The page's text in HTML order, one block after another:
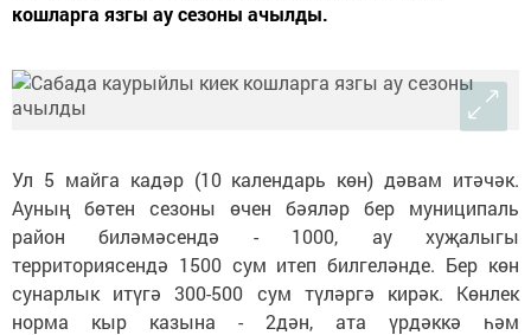
кошларга язгы ау сезоны ачылды.
Ул 5 майга кадәр (10 календарь көн) дәвам итәчәк.
Ауның бөтен сезоны өчен бәяләр бер муниципаль
район биләмәсендә - 1000, ау хуҗалыгы
территориясендә 1500 сум итеп билгеләнде. Бер көн
сунарлык итүгә 300-500 сум түләргә кирәк. Көнлек
норма кыр казына - 2дән, ата үрдәккә һәм